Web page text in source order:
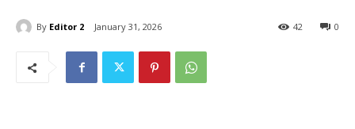
By Editor 2 January 31, 2026 0
42